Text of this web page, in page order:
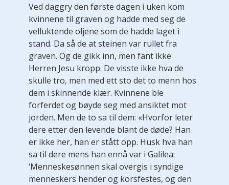
Ved daggry den første dagen i uken kom
kvinnene til graven og hadde med seg de
velluktende oljene som de hadde laget i
stand. Da så de at steinen var rullet fra
graven. Og de gikk inn, men fant ikke
Herren Jesu kropp. De visste ikke hva de
skulle tro, men med ett sto det to menn hos
dem i skinnende klær. Kvinnene ble
forferdet og bøyde seg med ansiktet mot
jorden. Men de to sa til dem: «Hvorfor leter
dere etter den levende blant de døde? Han
er ikke her, han er stått opp. Husk hva han
sa til dere mens han ennå var i Galilea:
‘Menneskesønnen skal overgis i syndige
menneskers hender og korsfestes, og den